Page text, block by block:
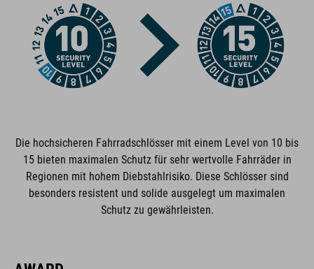
ARTIKELNUMMER
13334
(DxL) 8 x 900 mm
FARBE
Die hochsicheren Fahrradschlösser mit einem Level von 10 bis
15 bieten maximalen Schutz für sehr wertvolle Fahrräder in
Regionen mit hohem Diebstahlrisiko. Diese Schlösser sind
besonders resistent und solide ausgelegt um maximalen
Schutz zu gewährleisten.